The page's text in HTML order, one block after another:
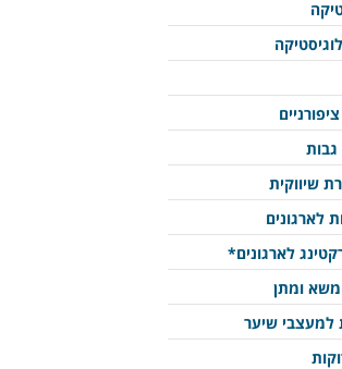
גבות
שיווקית
לארגונים
לארגונים*
משא ומתן
למעצבי שיער